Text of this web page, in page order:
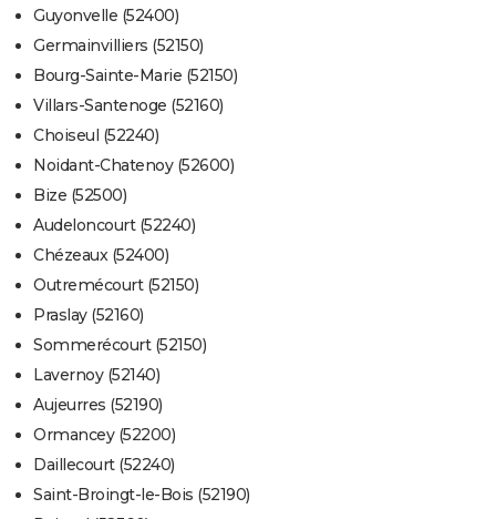
Guyonvelle (52400)
Germainvilliers (52150)
Bourg-Sainte-Marie (52150)
Villars-Santenoge (52160)
Choiseul (52240)
Noidant-Chatenoy (52600)
Bize (52500)
Audeloncourt (52240)
Chézeaux (52400)
Outremécourt (52150)
Praslay (52160)
Sommerécourt (52150)
Lavernoy (52140)
Aujeurres (52190)
Ormancey (52200)
Daillecourt (52240)
Saint-Broingt-le-Bois (52190)